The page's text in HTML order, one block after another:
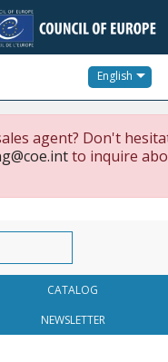
English
agent? Don't
to inquire
CATALOG
NEWSLETTER